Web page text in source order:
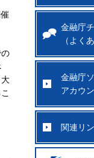
金融庁
（よく
金融庁
アカウ
関連リ